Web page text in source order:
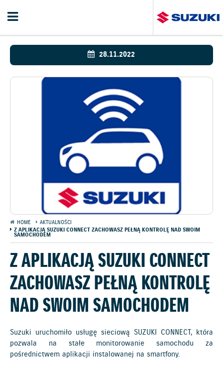
28.11.2022
HOME
AKTUALNOŚCI
Z APLIKACJĄ SUZUKI CONNECT ZACHOWASZ PEŁNĄ KONTROLĘ NAD SWOIM
SAMOCHODEM
Z APLIKACJĄ SUZUKI CONNECT
ZACHOWASZ PEŁNĄ KONTROLĘ
NAD SWOIM SAMOCHODEM
Suzuki uruchomiło usługę sieciową SUZUKI CONNECT, która
pozwala na stałe monitorowanie samochodu za
pośrednictwem aplikacji instalowanej na smartfony.